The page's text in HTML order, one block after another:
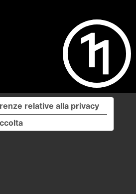
relative alla privacy